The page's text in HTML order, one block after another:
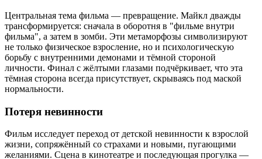
Центральная тема фильма — превращение. Майкл дважды
трансформируется: сначала в оборотня в "фильме внутри
фильма", а затем в зомби. Эти метаморфозы символизируют
не только физическое взросление, но и психологическую
борьбу с внутренними демонами и тёмной стороной
личности. Финал с жёлтыми глазами подчёркивает, что эта
тёмная сторона всегда присутствует, скрываясь под маской
нормальности.
Потеря невинности
Фильм исследует переход от детской невинности к взрослой
жизни, сопряжённый со страхами и новыми, пугающими
желаниями. Сцена в кинотеатре и последующая прогулка —